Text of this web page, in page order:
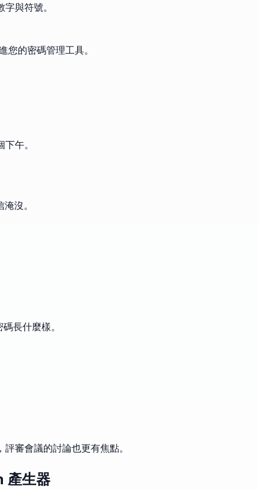
與符號。
的密碼管理工具。
午。
沒。
長什麼樣。
審會議的討論也更有焦點。
產生器